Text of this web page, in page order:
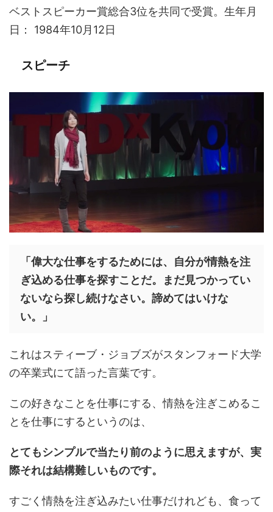
ベストスピーカー賞総合3位を共同で受賞。生年月
日： 1984年10月12日
スピーチ
「偉大な仕事をするためには、自分が情熱を注
ぎ込める仕事を探すことだ。まだ見つかってい
ないなら探し続けなさい。諦めてはいけな
い。」
これはスティーブ・ジョブズがスタンフォード大学
の卒業式にて語った言葉です。
この好きなことを仕事にする、情熱を注ぎこめるこ
とを仕事にするというのは、
とてもシンプルで当たり前のように思えますが、実
際それは結構難しいものです。
すごく情熱を注ぎ込みたい仕事だけれども、食って